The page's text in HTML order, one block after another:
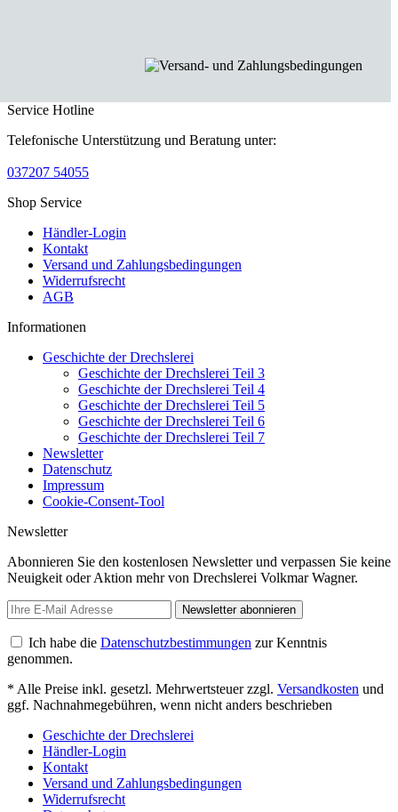
Service Hotline
Telefonische Unterstützung und Beratung unter:
037207 54055
Shop Service
Händler-Login
Kontakt
Versand und Zahlungsbedingungen
Widerrufsrecht
AGB
Informationen
Geschichte der Drechslerei
Geschichte der Drechslerei Teil 3
Geschichte der Drechslerei Teil 4
Geschichte der Drechslerei Teil 5
Geschichte der Drechslerei Teil 6
Geschichte der Drechslerei Teil 7
Newsletter
Datenschutz
Impressum
Cookie-Consent-Tool
Newsletter
Abonnieren Sie den kostenlosen Newsletter und verpassen Sie keine
Neuigkeit oder Aktion mehr von Drechslerei Volkmar Wagner.
Newsletter abonnieren
Ich habe die Datenschutzbestimmungen zur Kenntnis
genommen.
* Alle Preise inkl. gesetzl. Mehrwertsteuer zzgl. Versandkosten und
ggf. Nachnahmegebühren, wenn nicht anders beschrieben
Geschichte der Drechslerei
Händler-Login
Kontakt
Versand und Zahlungsbedingungen
Widerrufsrecht